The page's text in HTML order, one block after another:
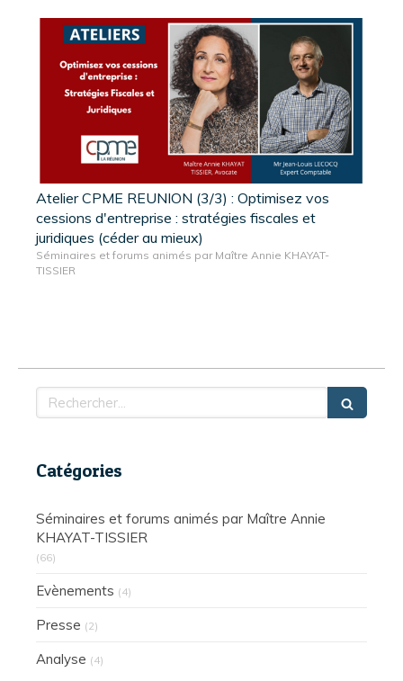
Atelier CPME REUNION (3/3) : Optimisez vos
cessions d'entreprise : stratégies fiscales et
juridiques (céder au mieux)
Séminaires et forums animés par Maître Annie KHAYAT-
TISSIER
Rechercher
Catégories
Séminaires et forums animés par Maître Annie
KHAYAT-TISSIER
(66)
Evènements (4)
Presse (2)
Analyse (4)